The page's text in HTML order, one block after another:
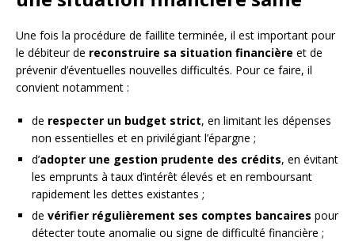
Une fois la procédure de faillite terminée, il est important pour
le débiteur de reconstruire sa situation financière et de
prévenir d’éventuelles nouvelles difficultés. Pour ce faire, il
convient notamment :
de respecter un budget strict, en limitant les dépenses
non essentielles et en privilégiant l’épargne ;
d’adopter une gestion prudente des crédits, en évitant
les emprunts à taux d’intérêt élevés et en remboursant
rapidement les dettes existantes ;
de vérifier régulièrement ses comptes bancaires pour
détecter toute anomalie ou signe de difficulté financière ;